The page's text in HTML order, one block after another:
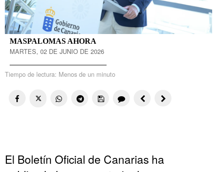
MASPALOMAS AHORA
MARTES, 02 DE JUNIO DE 2026
Tiempo de lectura: Menos de un minuto
El Boletín Oficial de Canarias ha